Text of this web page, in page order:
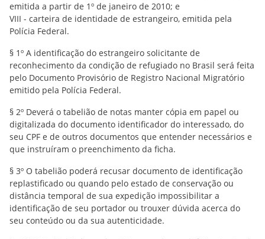
emitida a partir de 1º de janeiro de 2010; e
VIII - carteira de identidade de estrangeiro, emitida pela
Polícia Federal.
§ 1º A identificação do estrangeiro solicitante de
reconhecimento da condição de refugiado no Brasil será feita
pelo Documento Provisório de Registro Nacional Migratório
emitido pela Polícia Federal.
§ 2º Deverá o tabelião de notas manter cópia em papel ou
digitalizada do documento identificador do interessado, do
seu CPF e de outros documentos que entender necessários e
que instruíram o preenchimento da ficha.
§ 3º O tabelião poderá recusar documento de identificação
replastificado ou quando pelo estado de conservação ou
distância temporal de sua expedição impossibilitar a
identificação de seu portador ou trouxer dúvida acerca do
seu conteúdo ou da sua autenticidade.